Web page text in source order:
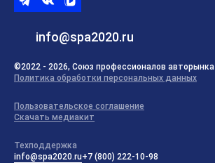
info@spa2020.ru
TelegramВКонтакте
ВК
©2022 - 2026, Союз профессионалов авторынка
Политика обработки персональных данных
Пользовательское соглашение
Скачать медиакит
Техподдержка
info@spa2020.ru+7 (800) 222-10-98